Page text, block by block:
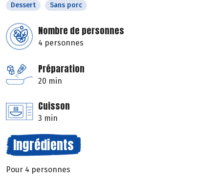
Dessert Sans porc
Nombre de personnes
4 personnes
Préparation
20 min
Cuisson
3 min
Ingrédients
Pour 4 personnes